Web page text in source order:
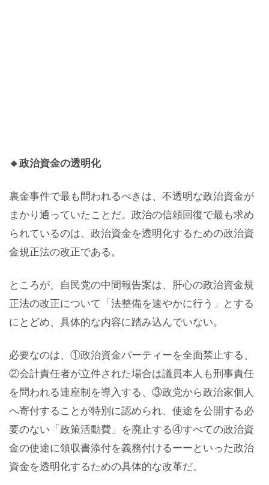
🔸政治資金の透明化
裏金事件で最も問われるべきは、不透明な政治資金が
まかり通っていたことだ。政治の信頼回復で最も求め
られているのは、政治資金を透明化するための政治資
金規正法の改正である。
ところが、自民党の中間報告案は、肝心の政治資金規
正法の改正について「法整備を速やかに行う」とする
にとどめ、具体的な内容に踏み込んでいない。
必要なのは、①政治資金パーティーを全面禁止する、
②会計責任者が立件された場合は議員本人も刑事責任
を問われる連座制を導入する、③政党から政治家個人
へ寄付することが特別に認められ、使途を公開する必
要のない「政策活動費」を廃止する④すべての政治資
金の使途に領収書添付を義務付けるーーといった政治
資金を透明化するための具体的な改革だ。